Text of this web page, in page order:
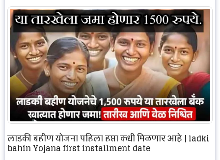
लाडकी बहीण योजना पहिला हप्ता कधी मिळणार आहे | ladki
bahin Yojana first installment date